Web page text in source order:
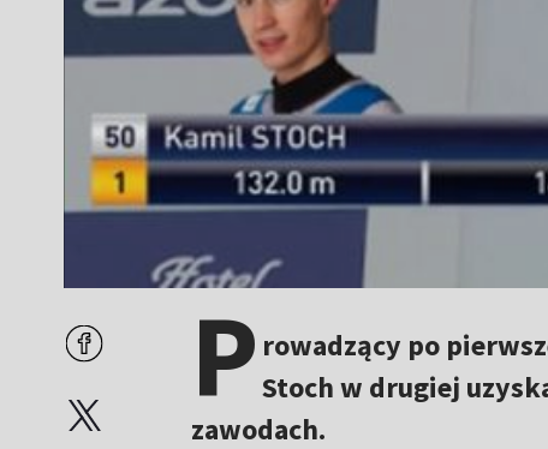
P rowadzący po
Stoch w drugiej
zawodach.